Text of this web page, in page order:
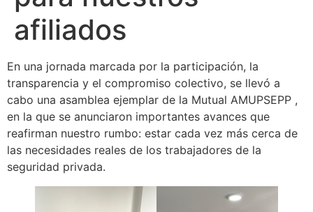
afiliados
En una jornada marcada por la participación, la
transparencia y el compromiso colectivo, se llevó a
cabo una asamblea ejemplar de la Mutual AMUPSEPP ,
en la que se anunciaron importantes avances que
reafirman nuestro rumbo: estar cada vez más cerca de
las necesidades reales de los trabajadores de la
seguridad privada.